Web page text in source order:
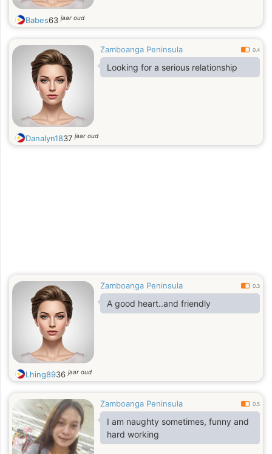
Babes63jaar oud
Zamboanga Peninsula 0.4
Looking for a serious relationship
Danalyn1837jaar oud
Zamboanga Peninsula 0.3
A good heart..and friendly
Lhing8936jaar oud
Zamboanga Peninsula 0.5
I am naughty sometimes, funny and
hard working